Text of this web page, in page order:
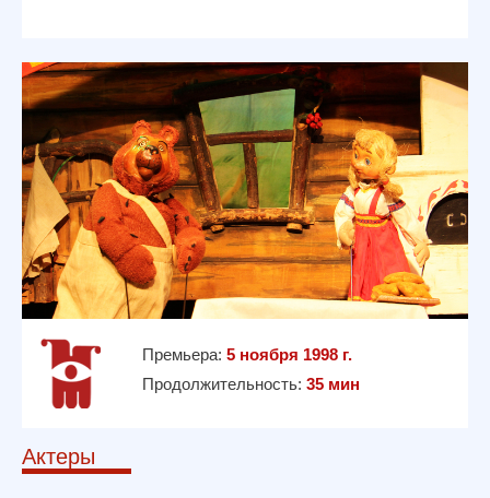
Премьера: 5 ноября 1998 г.
Продолжительность: 35 мин
Актеры